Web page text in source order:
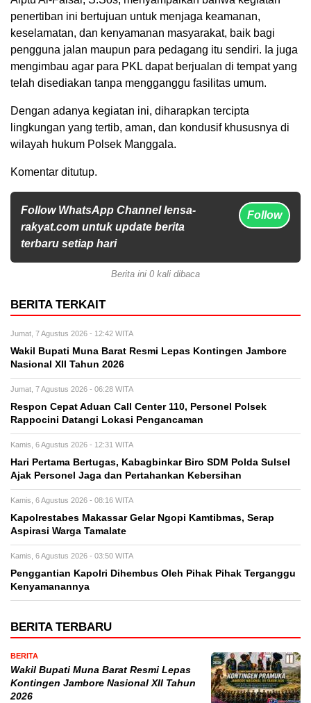
penertiban ini bertujuan untuk menjaga keamanan,
keselamatan, dan kenyamanan masyarakat, baik bagi
pengguna jalan maupun para pedagang itu sendiri. Ia juga
mengimbau agar para PKL dapat berjualan di tempat yang
telah disediakan tanpa mengganggu fasilitas umum.
Dengan adanya kegiatan ini, diharapkan tercipta
lingkungan yang tertib, aman, dan kondusif khususnya di
wilayah hukum Polsek Manggala.
Komentar ditutup.
Follow WhatsApp Channel lensa-
rakyat.com untuk update berita
terbaru setiap hari
Follow
Berita ini 0 kali dibaca
BERITA TERKAIT
Jumat, 7 Agustus 2026 - 12:42 WITA
Wakil Bupati Muna Barat Resmi Lepas Kontingen Jambore
Nasional XII Tahun 2026
Jumat, 7 Agustus 2026 - 06:28 WITA
Respon Cepat Aduan Call Center 110, Personel Polsek
Rappocini Datangi Lokasi Pengancaman
Kamis, 6 Agustus 2026 - 12:31 WITA
Hari Pertama Bertugas, Kabagbinkar Biro SDM Polda Sulsel
Ajak Personel Jaga dan Pertahankan Kebersihan
Kamis, 6 Agustus 2026 - 08:16 WITA
Kapolrestabes Makassar Gelar Ngopi Kamtibmas, Serap
Aspirasi Warga Tamalate
Kamis, 6 Agustus 2026 - 03:50 WITA
Penggantian Kapolri Dihembus Oleh Pihak Pihak Terganggu
Kenyamanannya
BERITA TERBARU
BERITA
Wakil Bupati Muna Barat Resmi Lepas
Kontingen Jambore Nasional XII Tahun
2026